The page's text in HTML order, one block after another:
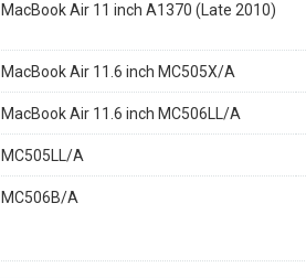
MacBook Air 11 inch A1370 (Late 2010)
MacBook Air 11.6 inch MC505X/A
MacBook Air 11.6 inch MC506LL/A
MC505LL/A
MC506B/A